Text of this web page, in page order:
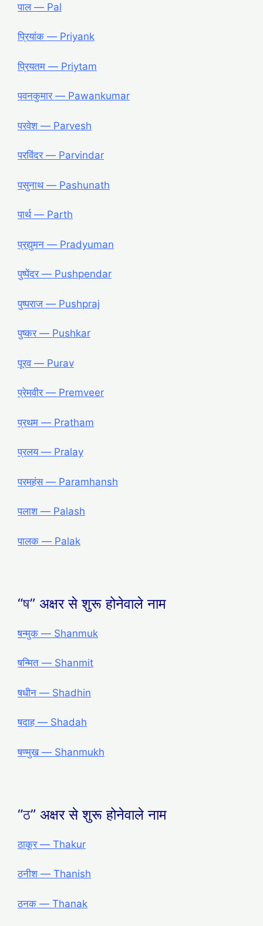
पाल — Pal
प्रियांक — Priyank
प्रियतम — Priytam
पवनकुमार — Pawankumar
परवेश — Parvesh
परविंदर — Parvindar
पसुनाथ — Pashunath
पार्थ — Parth
प्रद्युमन — Pradyuman
पुष्पेंदर — Pushpendar
पुष्पराज — Pushpraj
पुष्कर — Pushkar
पूरव — Purav
प्रेमवीर — Premveer
प्रथम — Pratham
प्रलय — Pralay
परमहंस — Paramhansh
पलाश — Palash
पालक — Palak
“ष” अक्षर से शुरू होनेवाले नाम
षन्मुक — Shanmuk
षन्मित — Shanmit
षधीन — Shadhin
षदाह — Shadah
षण्मुख — Shanmukh
“ठ” अक्षर से शुरू होनेवाले नाम
ठाकूर — Thakur
ठनीश — Thanish
ठनक — Thanak